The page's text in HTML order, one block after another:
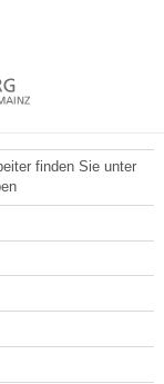
finden Sie unter